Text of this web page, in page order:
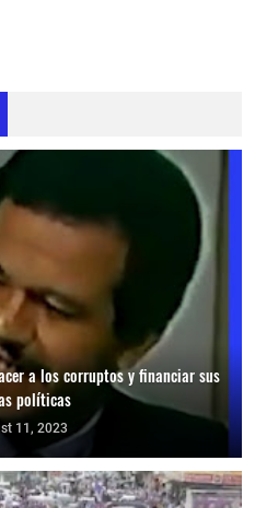
a los corruptos y financiar sus
políticas
11, 2023